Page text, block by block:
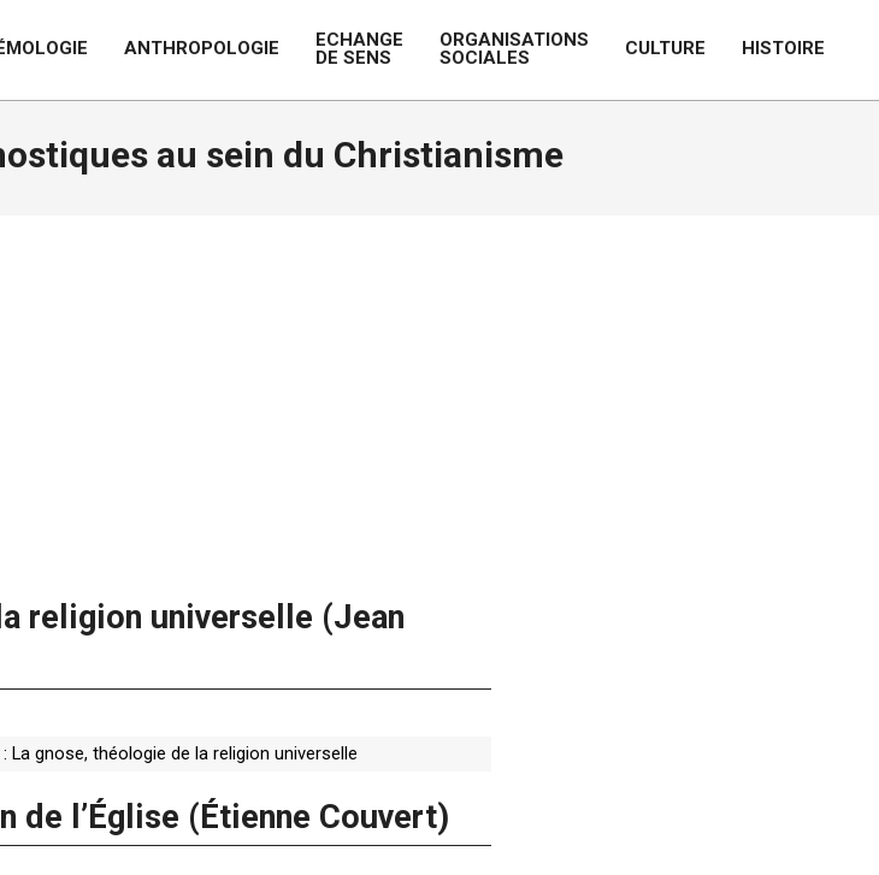
ANTHROPOLOGIE
ECHANGE
DE SENS
ORGANISATIONS
SOCIALES
CULTURE HISTOIRE
au sein du Christianisme
religion universelle (Jean
La gnose, théologie de la religion universelle
de l’Église (Étienne Couvert)